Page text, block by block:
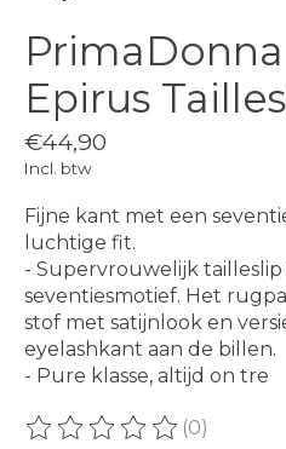
Epirus
€44,90
Incl. btw
Fijne kant met een
luchtige fit.
- Supervrouwelijk
seventiesmotief. Het
stof met satijnlook en
eyelashkant aan de billen.
- Pure klasse, altijd on tre
De beoordeling van dit
(0)